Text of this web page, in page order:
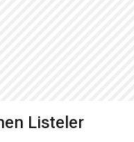
Listeler